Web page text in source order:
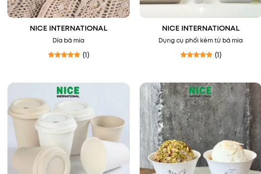
NICE INTERNATIONAL
Dĩa bã mía
(1)
NICE INTERNATIONAL
Dụng cụ phối kèm từ bã mía
(1)